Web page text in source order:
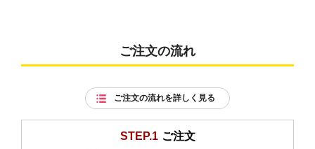
ご注文の流れ
ご注文の流れを詳しく見る
STEP.1 ご注文